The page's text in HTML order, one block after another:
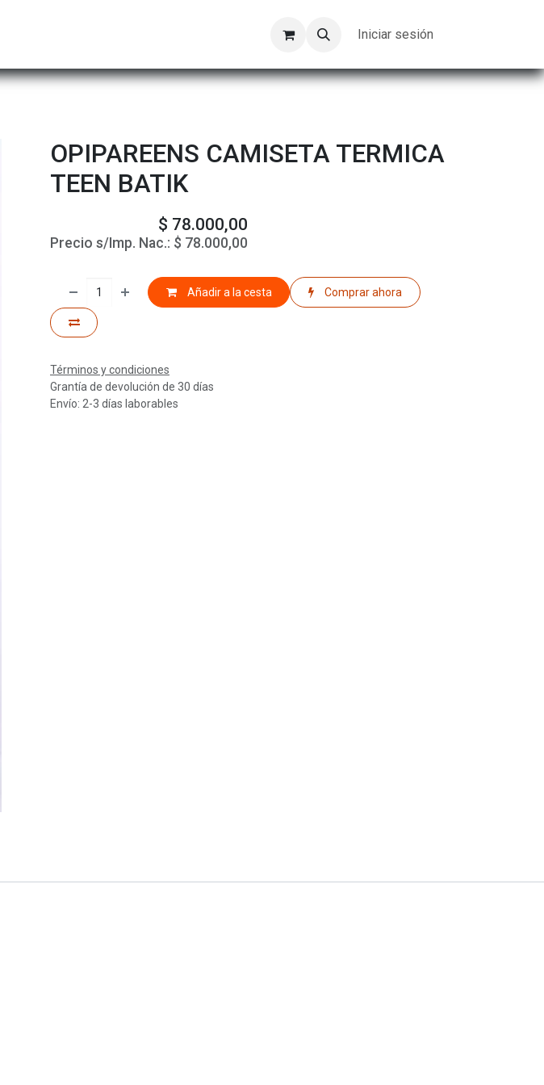
Trabajos Iniciar sesión
OPIPAREENS CAMISETA TERMICA
TEEN BATIK
$ 78.000,00
Precio s/Imp. Nac.: $ 78.000,00
Añadir a la cesta Comprar ahora
Términos y condiciones
Grantía de devolución de 30 días
Envío: 2-3 días laborables